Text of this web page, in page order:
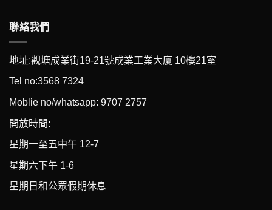
聯絡我們
地址:觀塘成業街19-21號成業工業大廈 10樓21室
Tel no:3568 7324
Moblie no/whatsapp: 9707 2757
開放時間:
星期一至五中午 12-7
星期六下午 1-6
星期日和公眾假期休息